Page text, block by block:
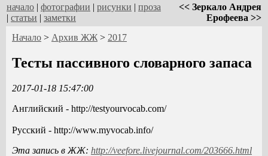
начало | фотографии | рисунки | проза
| статьи | заметки
<< Зеркало Андрея
Ерофеева >>
Начало > Архив ЖЖ > 2017
Тесты пассивного словарного запаса
2017-01-18 15:47:00
Английский - http://testyourvocab.com/
Русский - http://www.myvocab.info/
Эта запись в ЖЖ: http://veefore.livejournal.com/203666.html